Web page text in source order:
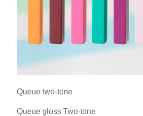
Queue two-tone
Queue gloss Two-tone